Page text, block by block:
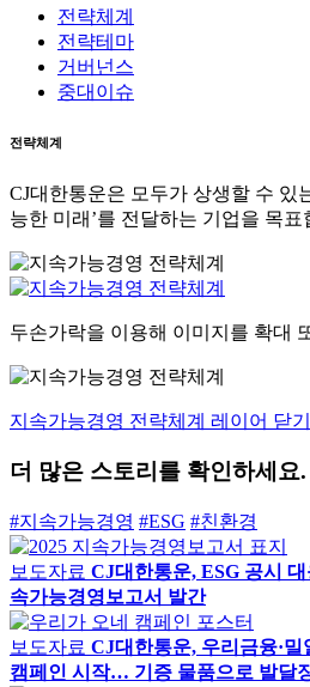
전략체계
전략테마
거버넌스
중대이슈
전략체계
CJ대한통운은 모두가 상생할 수 있
능한 미래’를 전달하는 기업을 목표
두손가락을 이용해 이미지를 확대
지속가능경영 전략체계 레이어 닫기
더 많은 스토리를 확인하세요.
#지속가능경영 #ESG #친환경
보도자료 CJ대한통운, ESG 공시
속가능경영보고서 발간
보도자료 CJ대한통운, 우리금융·밀
캠페인 시작… 기증 물품으로 발달